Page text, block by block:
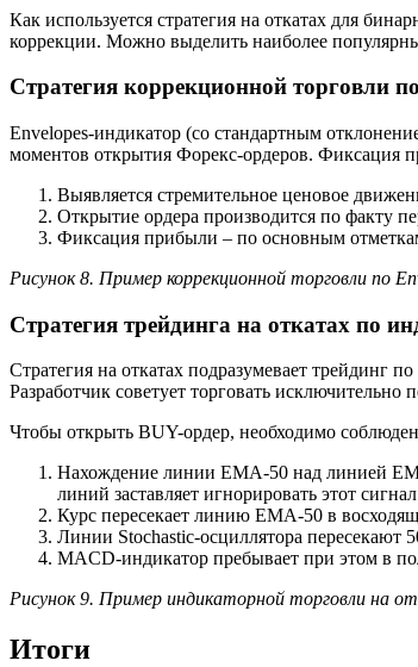
Как используется стратегия на откатах для
коррекции. Можно выделить наиболее
Стратегия коррекционной торговли
Envelopes-индикатор (со стандартным
моментов открытия Форекс-ордеров. Фиксация
Выявляется стремительное ценовое
Открытие ордера производится по факту
Фиксация прибыли – по основным
Рисунок 8. Пример коррекционной торговли по
Стратегия трейдинга на откатах по
Стратегия на откатах подразумевает
Разработчик советует торговать
Чтобы открыть BUY-ордер, необходимо
Нахождение линии EMA-50 над линией
линий заставляет игнорировать этот
Курс пересекает линию EMA-50 в
Линии Stochastic-осциллятора пересекают
MACD-индикатор пребывает при этом в
Рисунок 9. Пример индикаторной торговли на
Итоги